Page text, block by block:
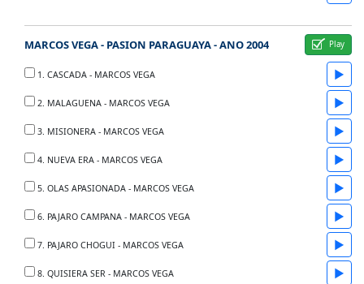
MARCOS VEGA - PASION PARAGUAYA - ANO 2004
1. CASCADA - MARCOS VEGA ▶
2. MALAGUENA - MARCOS VEGA ▶
3. MISIONERA - MARCOS VEGA ▶
4. NUEVA ERA - MARCOS VEGA ▶
5. OLAS APASIONADA - MARCOS VEGA ▶
6. PAJARO CAMPANA - MARCOS VEGA ▶
7. PAJARO CHOGUI - MARCOS VEGA ▶
8. QUISIERA SER - MARCOS VEGA ▶